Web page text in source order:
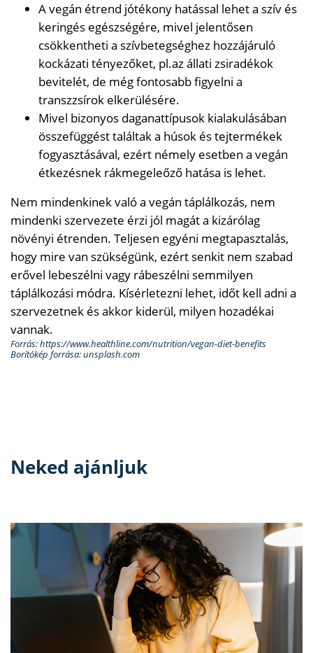
A vegán étrend jótékony hatással lehet a szív és
keringés egészségére, mivel jelentősen
csökkentheti a szívbetegséghez hozzájáruló
kockázati tényezőket, pl.az állati zsiradékok
bevitelét, de még fontosabb figyelni a
transzzsírok elkerülésére.
Mivel bizonyos daganattípusok kialakulásában
összefüggést találtak a húsok és tejtermékek
fogyasztásával, ezért némely esetben a vegán
étkezésnek rákmegeleőző hatása is lehet.
Nem mindenkinek való a vegán táplálkozás, nem
mindenki szervezete érzi jól magát a kizárólag
növényi étrenden. Teljesen egyéni megtapasztalás,
hogy mire van szükségünk, ezért senkit nem szabad
erővel lebeszélni vagy rábeszélni semmilyen
táplálkozási módra. Kísérletezni lehet, időt kell adni a
szervezetnek és akkor kiderül, milyen hozadékai
vannak.
Forrás: https://www.healthline.com/nutrition/vegan-diet-benefits
Borítókép forrása: unsplash.com
Neked ajánljuk